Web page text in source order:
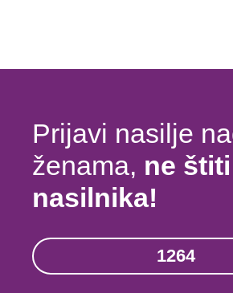
Prijavi nasilje
ženama, ne štiti
nasilnika!
1264